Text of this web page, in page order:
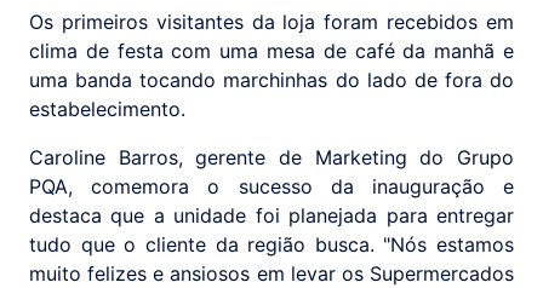
Os primeiros visitantes da loja foram recebidos em
clima de festa com uma mesa de café da manhã e
uma banda tocando marchinhas do lado de fora do
estabelecimento.
Caroline Barros, gerente de Marketing do Grupo
PQA, comemora o sucesso da inauguração e
destaca que a unidade foi planejada para entregar
tudo que o cliente da região busca. "Nós estamos
muito felizes e ansiosos em levar os Supermercados